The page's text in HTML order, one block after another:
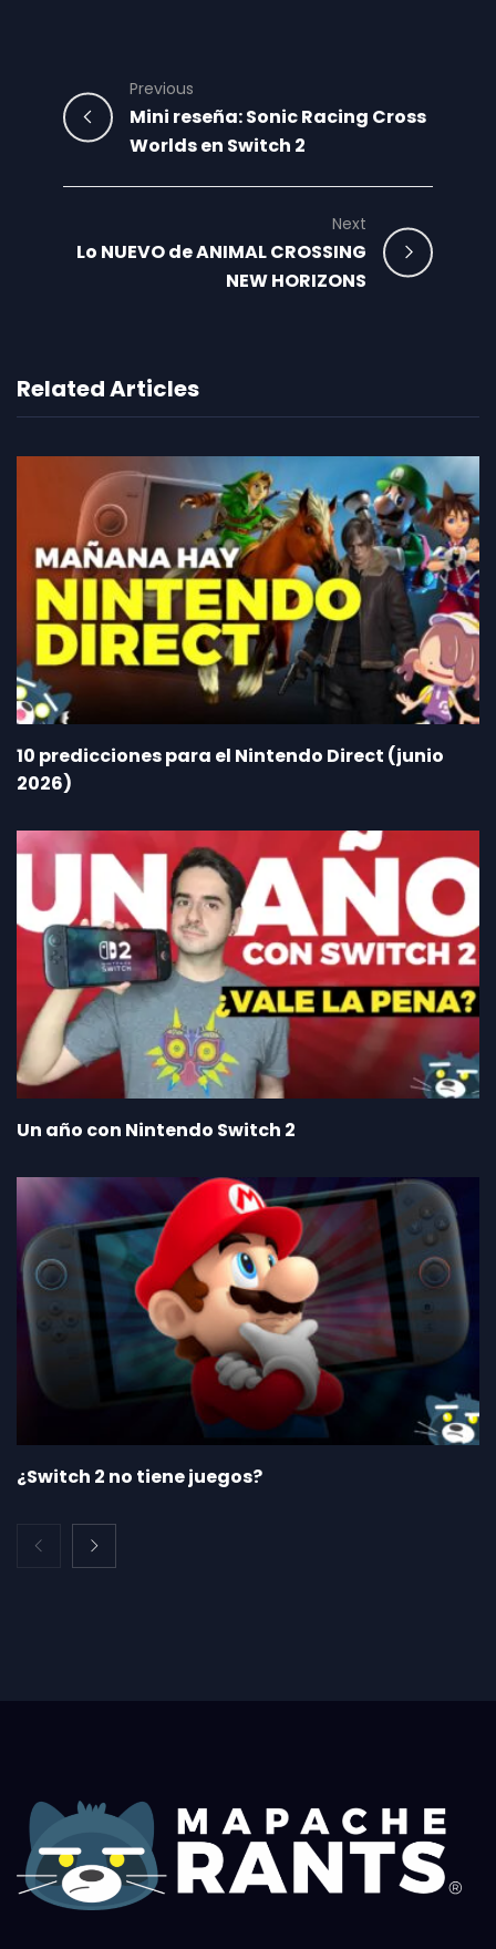
Previous
Mini reseña: Sonic Racing Cross
Worlds en Switch 2
Next
Lo NUEVO de ANIMAL CROSSING
NEW HORIZONS
Related Articles
10 predicciones para el Nintendo Direct (junio
2026)
Un año con Nintendo Switch 2
¿Switch 2 no tiene juegos?